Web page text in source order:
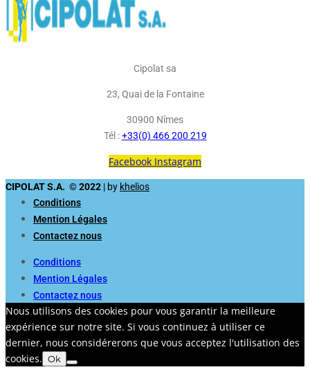
Cipolat sa
23, Quai de la Fontaine
30900 Nîmes
Tél :+33(0) 466 200 219
Facebook Instagram
CIPOLAT S.A. © 2022 | by khelios
Conditions
Mention Légales
Contactez nous
Conditions
Mention Légales
Contactez nous
Nous utilisons des cookies pour vous garantir la meilleure
expérience sur notre site. Si vous continuez à utiliser ce
dernier, nous considérerons que vous acceptez l'utilisation des
cookies. Ok